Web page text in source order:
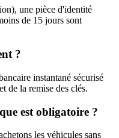
une pièce d'identité
de 15 jours sont
?
instantané sécurisé
de la remise des clés.
est obligatoire ?
les véhicules sans